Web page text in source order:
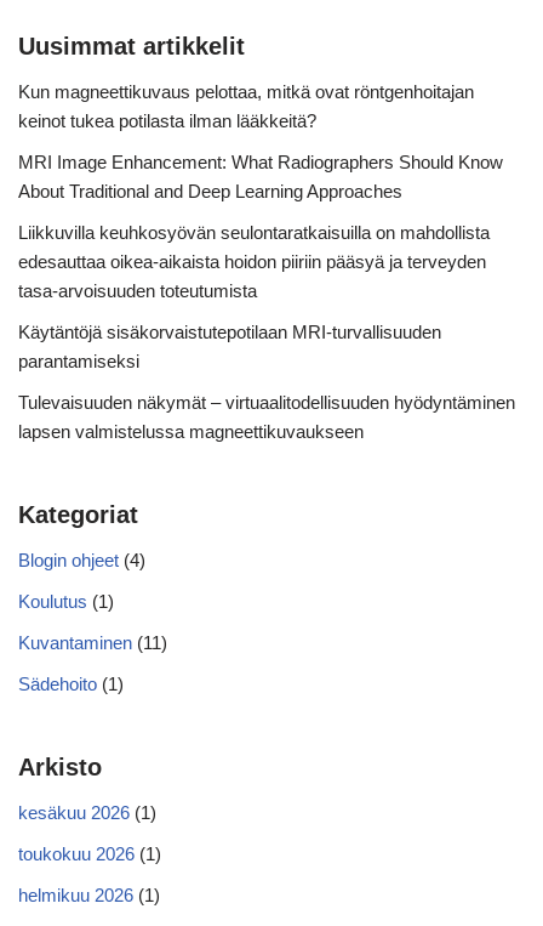
Uusimmat artikkelit
Kun magneettikuvaus pelottaa, mitkä ovat röntgenhoitajan
keinot tukea potilasta ilman lääkkeitä?
MRI Image Enhancement: What Radiographers Should Know
About Traditional and Deep Learning Approaches
Liikkuvilla keuhkosyövän seulontaratkaisuilla on mahdollista
edesauttaa oikea-aikaista hoidon piiriin pääsyä ja terveyden
tasa-arvoisuuden toteutumista
Käytäntöjä sisäkorvaistutepotilaan MRI-turvallisuuden
parantamiseksi
Tulevaisuuden näkymät – virtuaalitodellisuuden hyödyntäminen
lapsen valmistelussa magneettikuvaukseen
Kategoriat
Blogin ohjeet (4)
Koulutus (1)
Kuvantaminen (11)
Sädehoito (1)
Arkisto
kesäkuu 2026 (1)
toukokuu 2026 (1)
helmikuu 2026 (1)